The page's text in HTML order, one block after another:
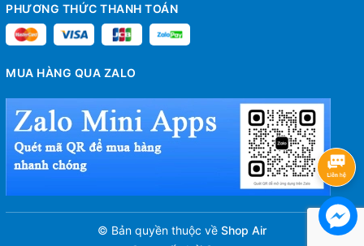
PHƯƠNG THỨC THANH TOÁN
MUA HÀNG QUA ZALO
© Bản quyền thuộc về Shop Air